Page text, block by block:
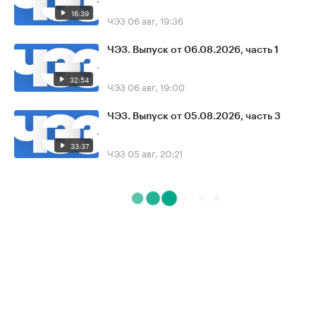
16:39 ЧЭЗ 06 авг, 19:36
32:54
ЧЭЗ. Выпуск от 06.08.2026, часть 1
ЧЭЗ 06 авг, 19:00
33:37
ЧЭЗ. Выпуск от 05.08.2026, часть 3
ЧЭЗ 05 авг, 20:21